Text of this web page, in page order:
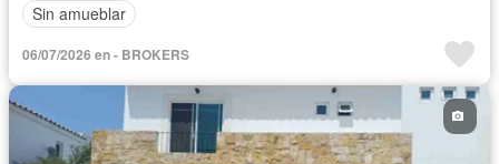
Sin amueblar
06/07/2026 en - BROKERS